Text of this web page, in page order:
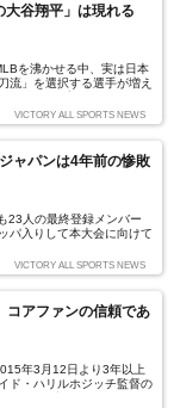
谷翔平」は現れる
を沸かせる中、実は日本
流」を選択する選手が増え
は何か、そのメリットとデ
でプレーするGK・冨澤
VICTORY ALL SPORTS NEWS
ャパンは4年前の惨敗
23人の最終登録メンバー
パ入りして本大会に向けて
る選手が増え、史上最強と
ブラジルを去った。当
の反省をいかせているの
、現地での様子を伝えても
VICTORY ALL SPORTS NEWS
コアファンの信頼であ
年3月12日より3年以上
ド・ハリルホジッチ監督の